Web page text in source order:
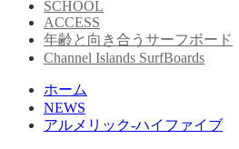
SCHOOL
ACCESS
年齢と向き合うサーフボード
Channel Islands SurfBoards
ホーム
NEWS
アルメリック-ハイファイブ